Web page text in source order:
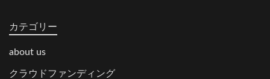
カテゴリー
about us
クラウドファンディング